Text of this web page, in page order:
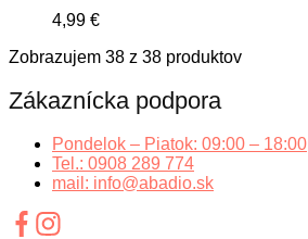
4,99 €
Zobrazujem 38 z 38 produktov
Zákaznícka podpora
Pondelok – Piatok: 09:00 – 18:00
Tel.: 0908 289 774
mail: info@abadio.sk